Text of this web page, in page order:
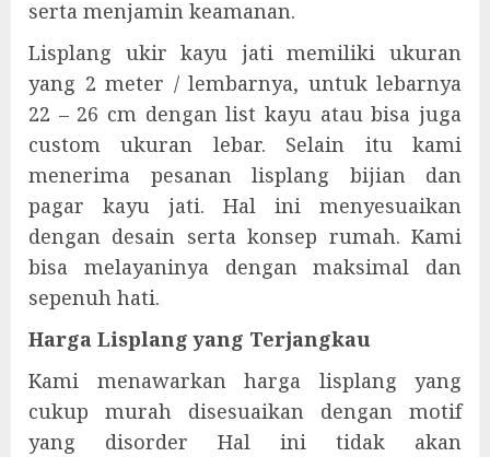
serta menjamin keamanan.
Lisplang ukir kayu jati memiliki ukuran
yang 2 meter / lembarnya, untuk lebarnya
22 – 26 cm dengan list kayu atau bisa juga
custom ukuran lebar. Selain itu kami
menerima pesanan lisplang bijian dan
pagar kayu jati. Hal ini menyesuaikan
dengan desain serta konsep rumah. Kami
bisa melayaninya dengan maksimal dan
sepenuh hati.
Harga Lisplang yang Terjangkau
Kami menawarkan harga lisplang yang
cukup murah disesuaikan dengan motif
yang disorder Hal ini tidak akan